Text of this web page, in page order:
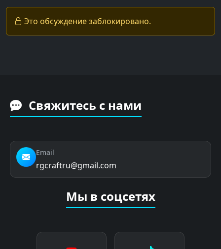
Это обсуждение заблокировано.
Свяжитесь с нами
Email
rgcraftru@gmail.com
Мы в соцсетях